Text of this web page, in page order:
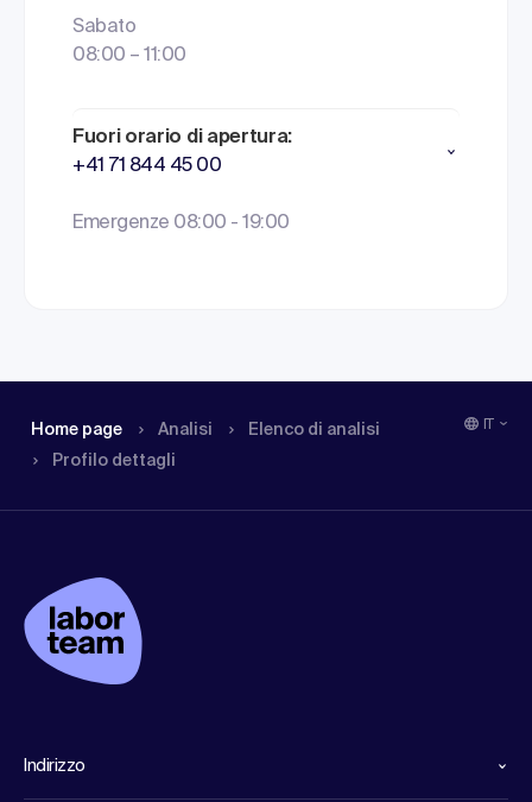
Sabato
08:00 – 11:00
Fuori orario di apertura:
+41 71 844 45 00
Emergenze 08:00 - 19:00
Home page Analisi
Elenco di analisi
Profilo dettagli
Indirizzo